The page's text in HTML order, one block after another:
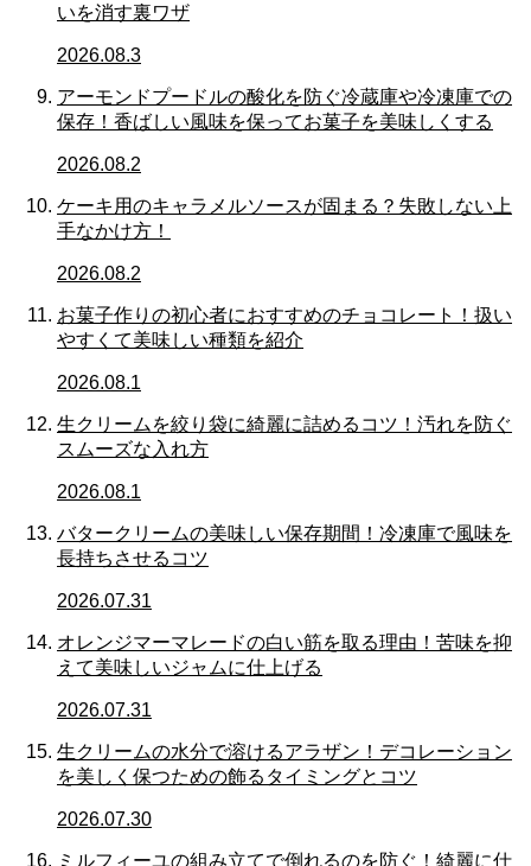
いを消す裏ワザ
2026.08.3
アーモンドプードルの酸化を防ぐ冷蔵庫や冷凍庫での
保存！香ばしい風味を保ってお菓子を美味しくする
2026.08.2
ケーキ用のキャラメルソースが固まる？失敗しない上
手なかけ方！
2026.08.2
お菓子作りの初心者におすすめのチョコレート！扱い
やすくて美味しい種類を紹介
2026.08.1
生クリームを絞り袋に綺麗に詰めるコツ！汚れを防ぐ
スムーズな入れ方
2026.08.1
バタークリームの美味しい保存期間！冷凍庫で風味を
長持ちさせるコツ
2026.07.31
オレンジマーマレードの白い筋を取る理由！苦味を抑
えて美味しいジャムに仕上げる
2026.07.31
生クリームの水分で溶けるアラザン！デコレーション
を美しく保つための飾るタイミングとコツ
2026.07.30
ミルフィーユの組み立てで倒れるのを防ぐ！綺麗に仕